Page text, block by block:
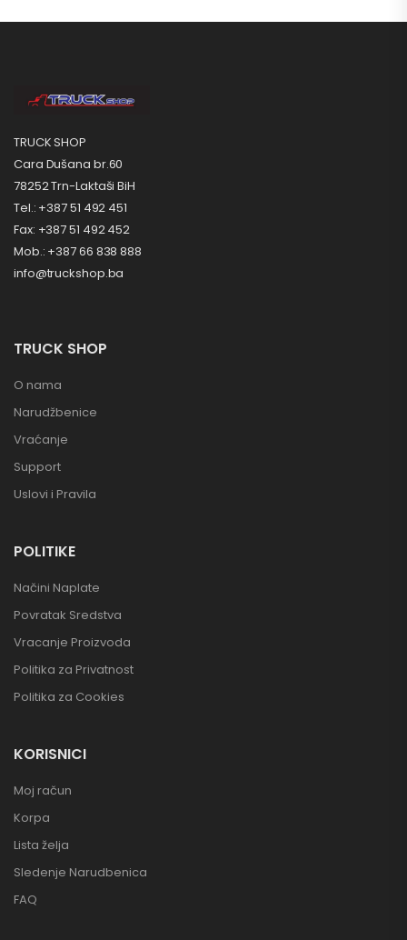
TRUCK SHOP
Cara Dušana br.60
78252 Trn-Laktaši BiH
Tel.: +387 51 492 451
Fax: +387 51 492 452
Mob.: +387 66 838 888
info@truckshop.ba
TRUCK SHOP
O nama
Narudžbenice
Vraćanje
Support
Uslovi i Pravila
POLITIKE
Načini Naplate
Povratak Sredstva
Vracanje Proizvoda
Politika za Privatnost
Politika za Cookies
KORISNICI
Moj račun
Korpa
Lista želja
Sledenje Narudbenica
FAQ